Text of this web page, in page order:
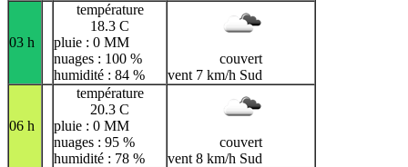
03 h
température
18.3 C
pluie : 0 MM
nuages : 100 %
humidité : 84 %
couvert
vent 7 km/h Sud
06 h
température
20.3 C
pluie : 0 MM
nuages : 95 %
humidité : 78 %
couvert
vent 8 km/h Sud